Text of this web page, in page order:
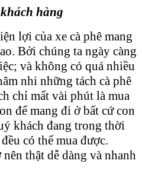
hàng
lợi của xe cà phê mang
Bởi chúng ta ngày càng
và không có quá nhiều
nhi những tách cà phê
chỉ mất vài phút là mua
để mang đi ở bất cứ con
khách đang trong thời
có thể mua được.
thật dễ dàng và nhanh